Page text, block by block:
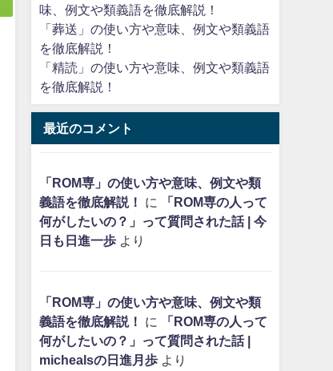
味、例文や類義語を徹底解説！
「葬送」の使い方や意味、例文や類義語
を徹底解説！
「精読」の使い方や意味、例文や類義語
を徹底解説！
最近のコメント
「ROM専」の使い方や意味、例文や類
義語を徹底解説！
に
「ROM専の人って
何がしたいの？」って質問された話 | 今
日も日進一歩より
「ROM専」の使い方や意味、例文や類
義語を徹底解説！
に
「ROM専の人って
何がしたいの？」って質問された話 |
michealsの日進月歩より